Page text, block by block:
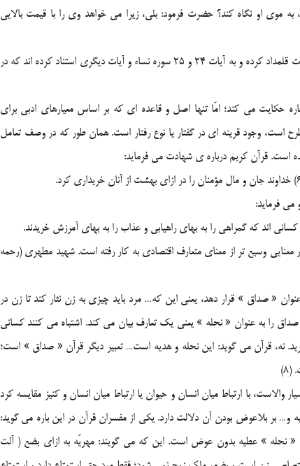
موي او نگاه کند؟ حضرت فرمود: بلي، زيرا مي خواهد وي را با قيمت بالايي
برخي نيز که ازدواج را نوعي اجاره به شمار آورده اند، مهر را اجرت قلمداد کرده و به آيات 24 و 25 سوره نساء و آيات ديگري استناد کرده اند که در
مي کند؛ امّا تنها اصل و قاعده اي که بر اساس معيارهاي ادبي براي
است، وجود قرينه اي در گفتار يا نوع رفتار است. همان طور که در وصف تعامل
است. قرآن کريم درباره ي شهادت مي فرمايد:
مي فرمايد:
وسيع تر از معناي متعارف اقتصادي به کار رفته است. شهيد مطهري (رحمه
« صداق » قرار دهد، يعني اين که… مرد بايد چيزي به زن نثار کند تا زن در
را به عنوان « نحله » يعني يک تعارف بيان مي کند. اشتباه مي کنند کساني
نه، قرآن مي گويد: اين نحله و هديه است… تعبير ديگر قرآن « صداق » است؛
با ارتباط ميان انسان و حيوان يا ارتباط ميان انسان و کنيز مقايسه کرد
بر بلاعوض بودن آن دلالت دارد. يکي از مفسران قرآن در اين باره مي گويد:
« نحله » عطيه بدون عوض است. اين که مي گويند: مهريّه به ازاي بضع ( آلت